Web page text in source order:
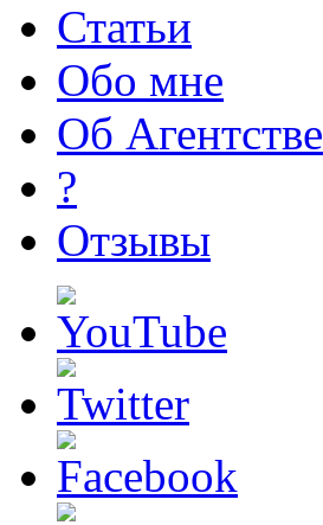
Статьи
Обо мне
Об Агентстве
?
Отзывы